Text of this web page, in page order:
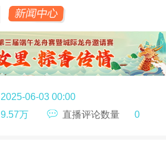
2025-06-03 00:00
9.57万 直播评论数量 0